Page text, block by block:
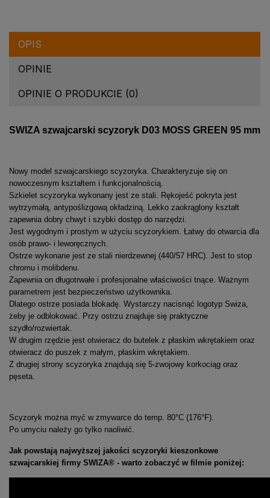
OPIS
OPINIE
OPINIE O PRODUKCIE (0)
SWIZA szwajcarski scyzoryk D03 MOSS GREEN 95 mm
Nowy model szwajcarskiego scyzoryka. Charakteryzuje się on
nowoczesnym kształtem i funkcjonalnością.
Szkielet scyzoryka wykonany jest ze stali. Rękojeść pokryta jest
wytrzymałą, antypoślizgową okładziną. Lekko zaokrąglony kształt
zapewnia dobry chwyt i szybki dostęp do narzędzi.
Jest wygodnym i prostym w użyciu scyzorykiem. Łatwy do otwarcia dla
osób prawo- i leworęcznych.
Ostrze wykonane jest ze stali nierdzewnej (440/57 HRC). Jest to stop
chromu i molibdenu.
Zapewnia on długotrwałe i profesjonalne właściwości tnące. Ważnym
parametrem jest bezpieczeństwo użytkownika.
Dlatego ostrze posiada blokadę. Wystarczy nacisnąć logotyp Swiza,
żeby je odblokować. Przy ostrzu znajduje się praktyczne
szydło/rozwiertak.
W drugim rzędzie jest otwieracz do butelek z płaskim wkrętakiem oraz
otwieracz do puszek z małym, płaskim wkrętakiem.
Z drugiej strony scyzoryka znajdują się 5-zwojowy korkociąg oraz
pęseta.
Scyzoryk można myć w zmywarce do temp. 80°C (176°F).
Po umyciu należy go tylko naoliwić.
Jak powstają najwyższej jakości scyzoryki kieszonkowe
szwajcarskiej firmy SWIZA® - warto zobaczyć w filmie poniżej: